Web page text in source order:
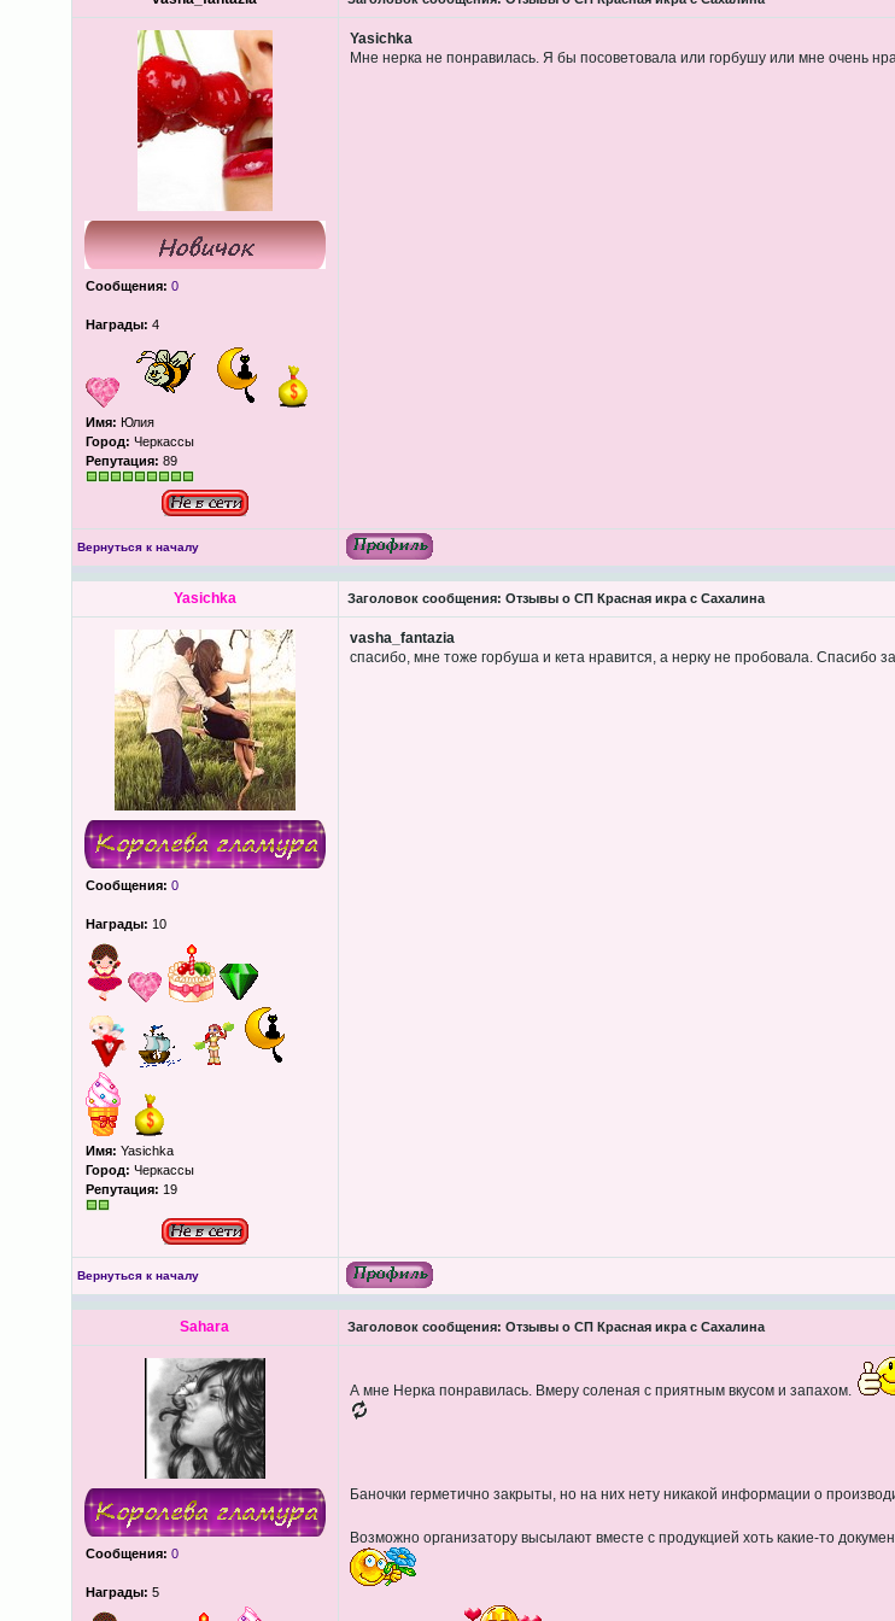
Сообщения: 0
Награды: 4
Имя: Юлия
Город: Черкассы
Репутация: 89
Yasichka
Мне нерка не понравилась. Я бы посоветовала или горбушу или мне очень
Вернуться к началу
Yasichka Заголовок сообщения: Отзывы о СП Красная икра с Сахалина
Сообщения: 0
Награды: 10
Имя: Yasichka
Город: Черкассы
Репутация: 19
vasha_fantazia
спасибо, мне тоже горбуша и кета нравится, а нерку не пробовала. Спасибо
Вернуться к началу
Sahara Заголовок сообщения: Отзывы о СП Красная икра с Сахалина
Сообщения: 0
Награды: 5
А мне Нерка понравилась. Вмеру соленая с приятным вкусом и запахом.
Баночки герметично закрыты, но на них нету никакой информации о
Возможно организатору высылают вместе с продукцией хоть какие-то